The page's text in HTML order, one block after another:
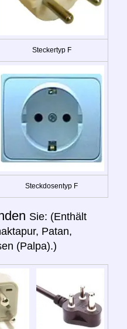
Steckertyp F
Steckdosentyp F
Sie: (Enthält
Patan,
(Palpa).)